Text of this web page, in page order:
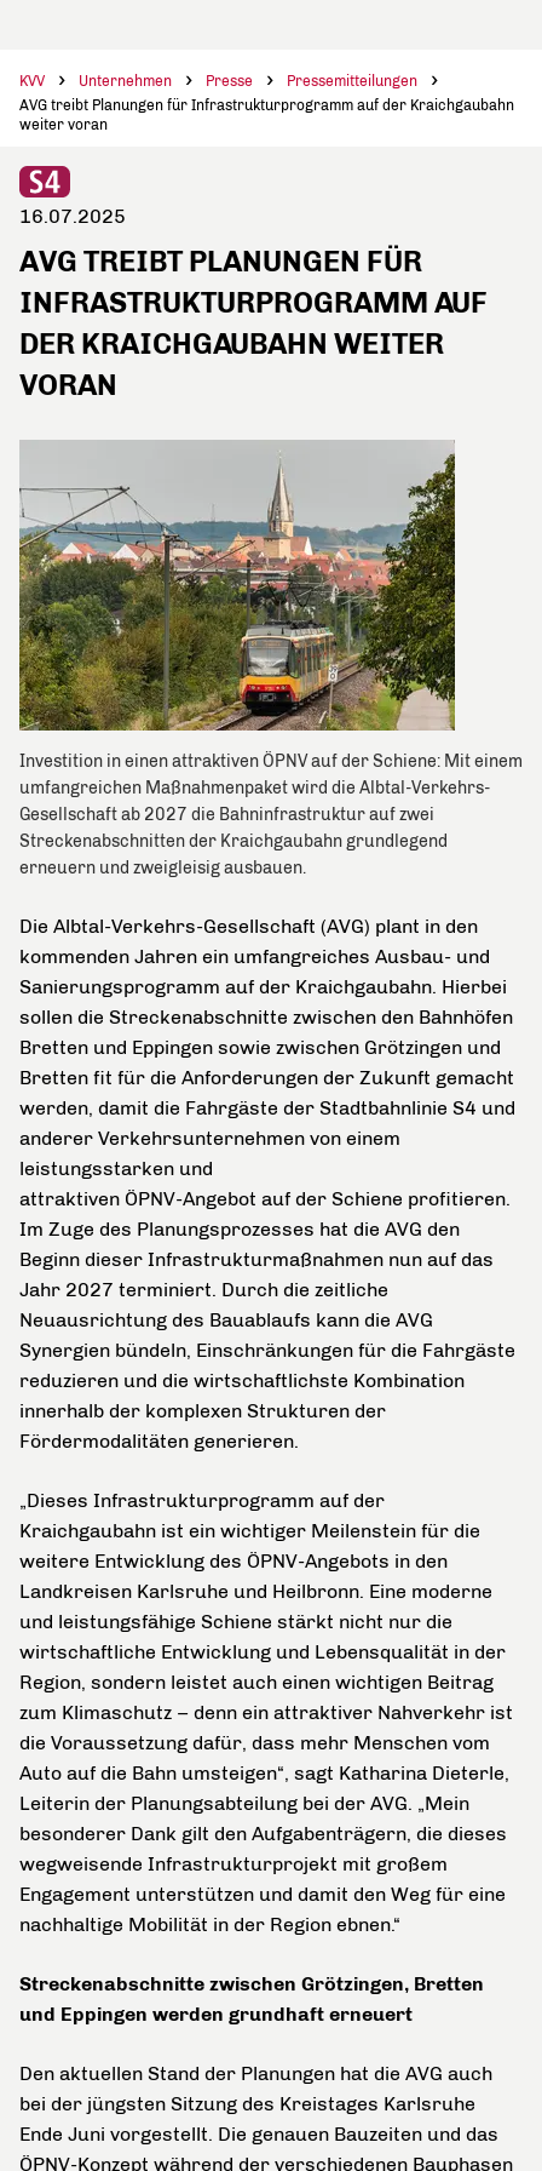
KVV Unternehmen Presse
Pressemitteilungen
AVG treibt Planungen für Infrastrukturprogramm auf der Kraichgaubahn
weiter voran
16.07.2025
AVG TREIBT PLANUNGEN FÜR
INFRASTRUKTURPROGRAMM AUF
DER KRAICHGAUBAHN WEITER
VORAN
Investition in einen attraktiven ÖPNV auf der Schiene: Mit einem
umfangreichen Maßnahmenpaket wird die Albtal-Verkehrs-
Gesellschaft ab 2027 die Bahninfrastruktur auf zwei
Streckenabschnitten der Kraichgaubahn grundlegend
erneuern und zweigleisig ausbauen.
Die Albtal-Verkehrs-Gesellschaft (AVG) plant in den
kommenden Jahren ein umfangreiches Ausbau- und
Sanierungsprogramm auf der Kraichgaubahn. Hierbei
sollen die Streckenabschnitte zwischen den Bahnhöfen
Bretten und Eppingen sowie zwischen Grötzingen und
Bretten fit für die Anforderungen der Zukunft gemacht
werden, damit die Fahrgäste der Stadtbahnlinie S4 und
anderer Verkehrsunternehmen von einem
leistungsstarken und
attraktiven ÖPNV-Angebot auf der Schiene profitieren.
Im Zuge des Planungsprozesses hat die AVG den
Beginn dieser Infrastrukturmaßnahmen nun auf das
Jahr 2027 terminiert. Durch die zeitliche
Neuausrichtung des Bauablaufs kann die AVG
Synergien bündeln, Einschränkungen für die Fahrgäste
reduzieren und die wirtschaftlichste Kombination
innerhalb der komplexen Strukturen der
Fördermodalitäten generieren.
„Dieses Infrastrukturprogramm auf der
Kraichgaubahn ist ein wichtiger Meilenstein für die
weitere Entwicklung des ÖPNV-Angebots in den
Landkreisen Karlsruhe und Heilbronn. Eine moderne
und leistungsfähige Schiene stärkt nicht nur die
wirtschaftliche Entwicklung und Lebensqualität in der
Region, sondern leistet auch einen wichtigen Beitrag
zum Klimaschutz – denn ein attraktiver Nahverkehr ist
die Voraussetzung dafür, dass mehr Menschen vom
Auto auf die Bahn umsteigen“, sagt Katharina Dieterle,
Leiterin der Planungsabteilung bei der AVG. „Mein
besonderer Dank gilt den Aufgabenträgern, die dieses
wegweisende Infrastrukturprojekt mit großem
Engagement unterstützen und damit den Weg für eine
nachhaltige Mobilität in der Region ebnen.“
Streckenabschnitte zwischen Grötzingen, Bretten
und Eppingen werden grundhaft erneuert
Den aktuellen Stand der Planungen hat die AVG auch
bei der jüngsten Sitzung des Kreistages Karlsruhe
Ende Juni vorgestellt. Die genauen Bauzeiten und das
ÖPNV-Konzept während der verschiedenen Bauphasen